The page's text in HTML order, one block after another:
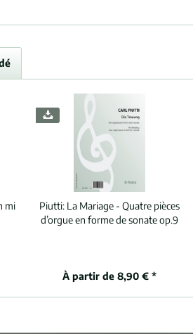
mi
Piutti: La Mariage - Quatre pièces
d’orgue en forme de sonate op.9
À partir de 8,90 € *